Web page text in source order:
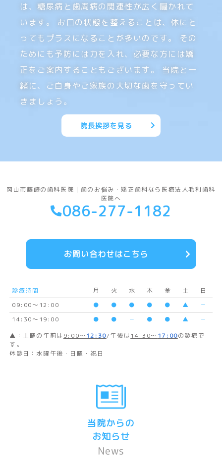
は、糖尿病と歯周病の関連性が広く囁かれて
います。
お口の状態を整えることは、体にと
ってもプラスになることが多いのです。
その
ためにも予防には力を入れ、必要な方には矯
正をご案内することもございます。
当院と一
緒に、ご自身やご家族の大切な歯を守ってい
きましょう。
院長挨拶を見る
岡山市藤崎の歯科医院｜歯のお悩み・矯正歯科なら医療法人毛利歯科
医院へ
086-277-1182
お問い合わせはこちら
診療時間 月 火 水 木 金 土
日
09:00〜12:00
● ● ● ● ● ▲
－
14:30～19:00
● ● － ● ● ▲
－
▲：土曜の午前は 9:00～ 12:30/午後は14:30～ 17:00の診療で
す。
休診日：水曜午後・日曜・祝日
当院からの
お知らせ
News